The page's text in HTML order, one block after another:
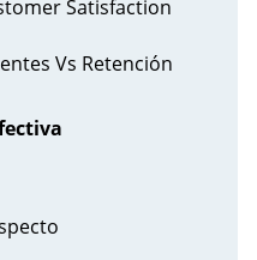
Satisfaction
Vs Retención